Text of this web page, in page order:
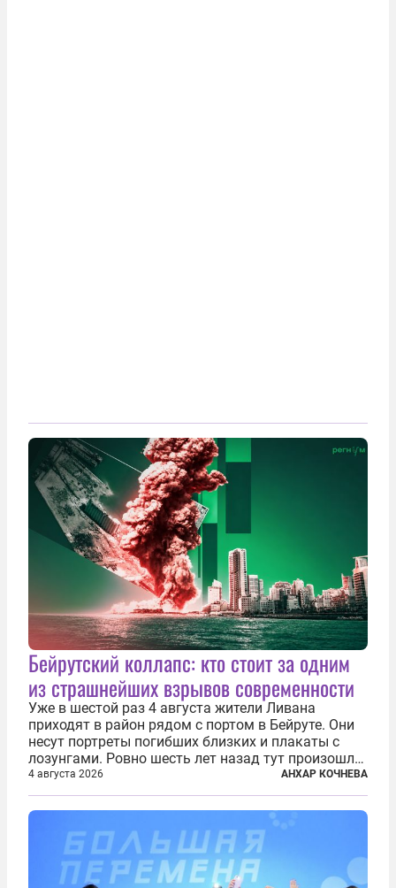
Бейрутский коллапс: кто стоит за одним
из страшнейших взрывов современности
Уже в шестой раз 4 августа жители Ливана
приходят в район рядом с портом в Бейруте. Они
несут портреты погибших близких и плакаты с
лозунгами. Ровно шесть лет назад тут произошла
одна из самых страшных техногенных катастроф
нашего времени — взрыв гигантского количества
селитры. Тогда в ливанской...
4 августа 2026 АНХАР КОЧНЕВА